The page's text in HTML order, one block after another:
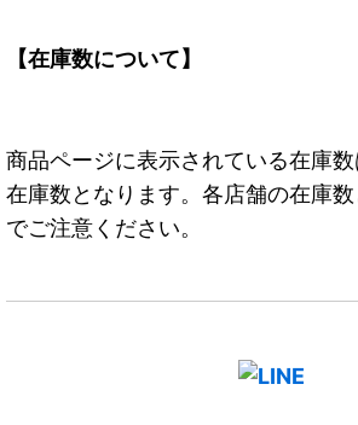
【在庫数について】
商品ページに表示されている在庫
在庫数となります。各店舗の在庫
でご注意ください。